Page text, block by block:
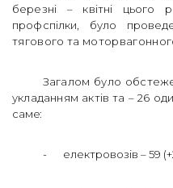
березні – квітні цього
профспілки, було
тягового та
Загалом було
укладанням актів та – 26
саме:
- електровозів – 59